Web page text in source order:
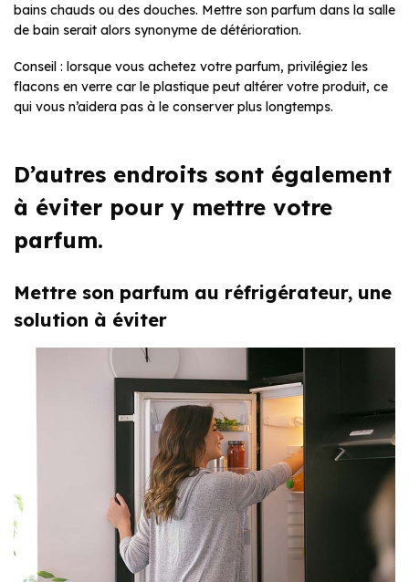
bains chauds ou des douches. Mettre son parfum dans la salle
de bain serait alors synonyme de détérioration.
Conseil : lorsque vous achetez votre parfum, privilégiez les
flacons en verre car le plastique peut altérer votre produit, ce
qui vous n’aidera pas à le conserver plus longtemps.
D’autres endroits sont également
à éviter pour y mettre votre
parfum.
Mettre son parfum au réfrigérateur, une
solution à éviter